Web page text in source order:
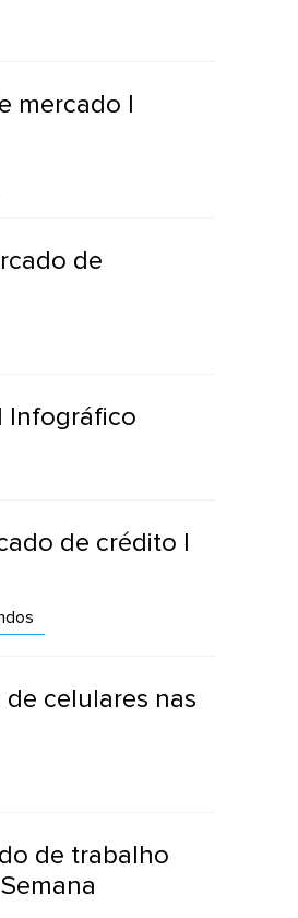
mercado |
de
Infográfico
de crédito |
celulares nas
de trabalho